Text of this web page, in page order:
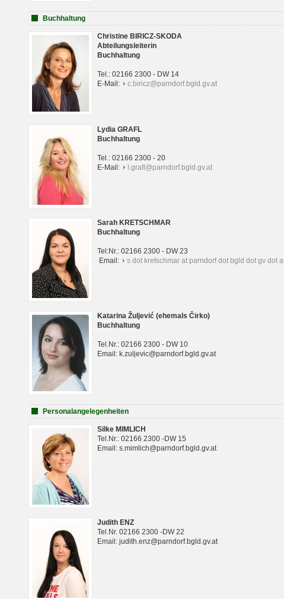
Buchhaltung
Christine BIRICZ-SKODA
Abteilungsleiterin
Buchhaltung
Tel.: 02166 2300 - DW 14
E-Mail:
c.biricz@parndorf.bgld.gv.at
Lydia GRAFL
Buchhaltung
Tel.: 02166 2300 - 20
E-Mail:
l.grafl@parndorf.bgld.gv.at
Sarah KRETSCHMAR
Buchhaltung
Tel:Nr.: 02166 2300 - DW 23
Email:
s dot kretschmar at parndorf dot bgld dot gv dot
Katarina Žuljević (ehemals Čirko)
Buchhaltung
Tel.Nr.: 02166 2300 - DW 10
Email: k.zuljevic@parndorf.bgld.gv.at
Personalangelegenheiten
Silke MIMLICH
Tel.Nr.: 02166 2300 -DW 15
Email: s.mimlich@parndorf.bgld.gv.at
Judith ENZ
Tel.Nr. 02166 2300 -DW 22
Email: judith.enz@parndorf.bgld.gv.at